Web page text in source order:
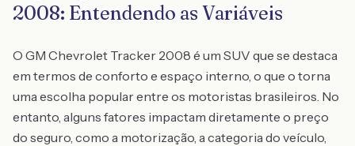
2008: Entendendo as Variáveis
O GM Chevrolet Tracker 2008 é um SUV que se destaca
em termos de conforto e espaço interno, o que o torna
uma escolha popular entre os motoristas brasileiros. No
entanto, alguns fatores impactam diretamente o preço
do seguro, como a motorização, a categoria do veículo,